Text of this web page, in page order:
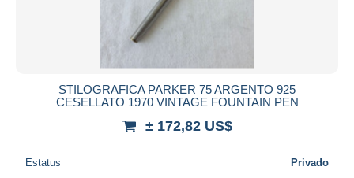
STILOGRAFICA PARKER 75 ARGENTO 925
CESELLATO 1970 VINTAGE FOUNTAIN PEN
± 172,82 US$
Estatus Privado